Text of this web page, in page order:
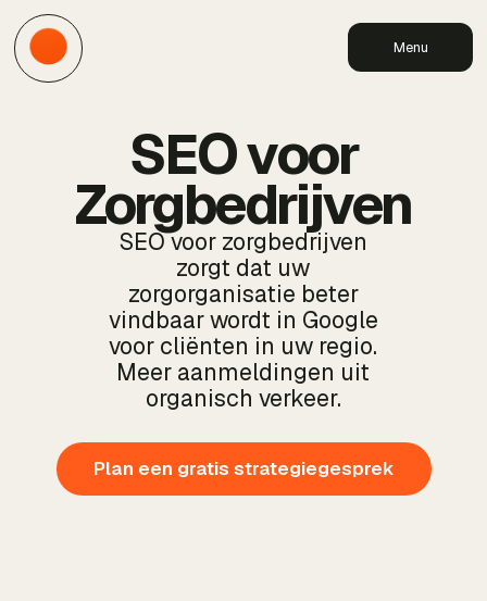
Menu
SEO voor
Zorgbedrijven
SEO voor zorgbedrijven
zorgt dat uw
zorgorganisatie beter
vindbaar wordt in Google
voor cliënten in uw regio.
Meer aanmeldingen uit
organisch verkeer.
Plan een gratis strategiegesprek